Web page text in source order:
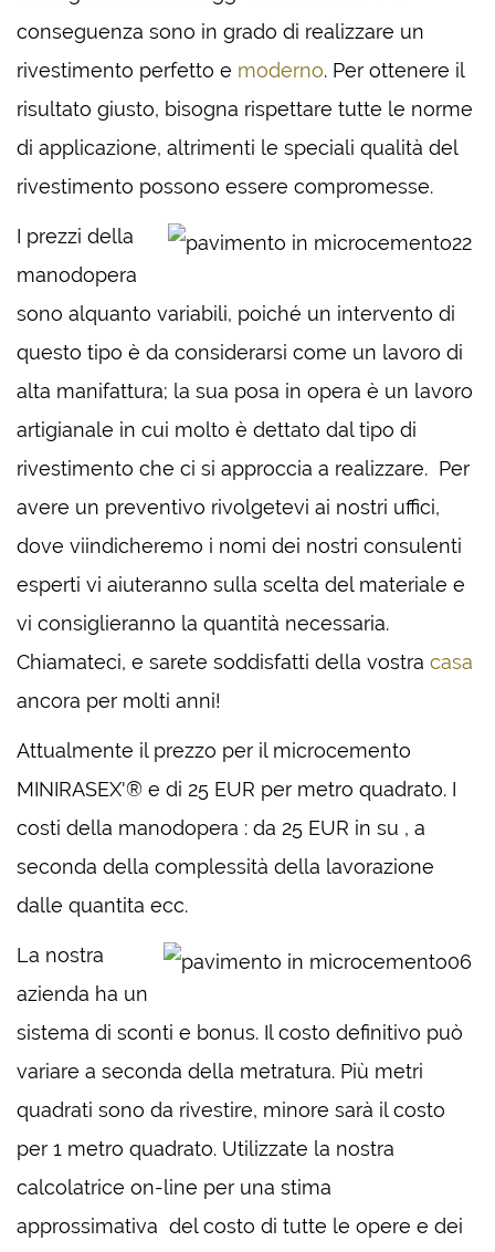
conseguenza sono in grado di realizzare un
rivestimento perfetto e moderno. Per ottenere il
risultato giusto, bisogna rispettare tutte le norme
di applicazione, altrimenti le speciali qualità del
rivestimento possono essere compromesse.
I prezzi della
manodopera
sono alquanto variabili, poiché un intervento di
questo tipo è da considerarsi come un lavoro di
alta manifattura; la sua posa in opera è un lavoro
artigianale in cui molto è dettato dal tipo di
rivestimento che ci si approccia a realizzare. Per
avere un preventivo rivolgetevi ai nostri uffici,
dove viindicheremo i nomi dei nostri consulenti
esperti vi aiuteranno sulla scelta del materiale e
vi consiglieranno la quantità necessaria.
Chiamateci, e sarete soddisfatti della vostra casa
ancora per molti anni!
Attualmente il prezzo per il microcemento
MINIRASEX'® e di 25 EUR per metro quadrato. I
costi della manodopera : da 25 EUR in su , a
seconda della complessità della lavorazione
dalle quantita ecc.
La nostra
azienda ha un
sistema di sconti e bonus. Il costo definitivo può
variare a seconda della metratura. Più metri
quadrati sono da rivestire, minore sarà il costo
per 1 metro quadrato. Utilizzate la nostra
calcolatrice on-line per una stima
approssimativa del costo di tutte le opere e dei